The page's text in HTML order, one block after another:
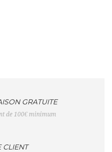
GRATUITE
de 100€ minimum
CLIENT